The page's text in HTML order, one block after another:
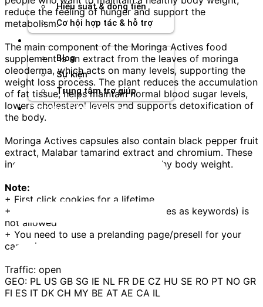
Hiệu suất & dòng tiền
Cơ hội hợp tác & hỗ trợ
Blog
Sự kiện
Trung tâm trợ giúp
Chương Trình Creator
reduce the feeling of hunger and support the
metabolism.
The main component of the Moringa Actives food
supplement is an extract from the leaves of moringa
oleoderma, which acts on many levels, supporting the
weight loss process. The plant reduces the accumulation
of fat tissue, helps maintain normal blood sugar levels,
lowers cholesterol levels and supports detoxification of
the body.
Moringa Actives capsules also contain black pepper fruit
extract, Malabar tamarind extract and chromium. These
ingredients help to maintain a healthy body weight.
Note:
+ First click cookies for a lifetime
+ Brand bidding (using product names as keywords) is
not allowed
+ You need to use a prelanding page/presell for your
campaigns
Traffic: open
GEO: PL US GB SG IE NL FR DE CZ HU SE RO PT NO GR
FI ES IT DK CH MY BE AT AE CA IL